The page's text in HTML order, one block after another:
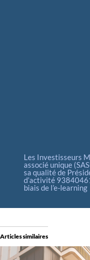
Les Investisseurs
associé unique
sa qualité de
d’activité
biais de l’e-learning
Articles similaires